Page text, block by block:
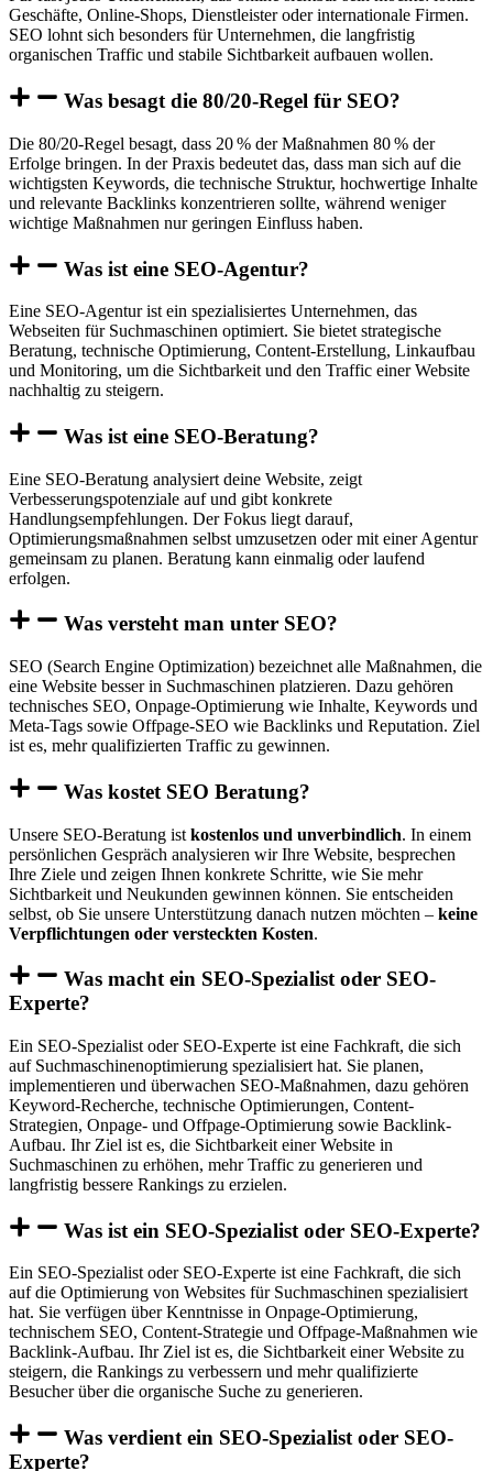
Geschäfte, Online-Shops, Dienstleister oder internationale Firmen.
SEO lohnt sich besonders für Unternehmen, die langfristig
organischen Traffic und stabile Sichtbarkeit aufbauen wollen.
Was besagt die 80/20-Regel für SEO?
Die 80/20-Regel besagt, dass 20 % der Maßnahmen 80 % der
Erfolge bringen. In der Praxis bedeutet das, dass man sich auf die
wichtigsten Keywords, die technische Struktur, hochwertige Inhalte
und relevante Backlinks konzentrieren sollte, während weniger
wichtige Maßnahmen nur geringen Einfluss haben.
Was ist eine SEO-Agentur?
Eine SEO-Agentur ist ein spezialisiertes Unternehmen, das
Webseiten für Suchmaschinen optimiert. Sie bietet strategische
Beratung, technische Optimierung, Content-Erstellung, Linkaufbau
und Monitoring, um die Sichtbarkeit und den Traffic einer Website
nachhaltig zu steigern.
Was ist eine SEO-Beratung?
Eine SEO-Beratung analysiert deine Website, zeigt
Verbesserungspotenziale auf und gibt konkrete
Handlungsempfehlungen. Der Fokus liegt darauf,
Optimierungsmaßnahmen selbst umzusetzen oder mit einer Agentur
gemeinsam zu planen. Beratung kann einmalig oder laufend
erfolgen.
Was versteht man unter SEO?
SEO (Search Engine Optimization) bezeichnet alle Maßnahmen, die
eine Website besser in Suchmaschinen platzieren. Dazu gehören
technisches SEO, Onpage-Optimierung wie Inhalte, Keywords und
Meta-Tags sowie Offpage-SEO wie Backlinks und Reputation. Ziel
ist es, mehr qualifizierten Traffic zu gewinnen.
Was kostet SEO Beratung?
Unsere SEO-Beratung ist kostenlos und unverbindlich. In einem
persönlichen Gespräch analysieren wir Ihre Website, besprechen
Ihre Ziele und zeigen Ihnen konkrete Schritte, wie Sie mehr
Sichtbarkeit und Neukunden gewinnen können. Sie entscheiden
selbst, ob Sie unsere Unterstützung danach nutzen möchten – keine
Verpflichtungen oder versteckten Kosten.
Was macht ein SEO-Spezialist oder SEO-
Experte?
Ein SEO-Spezialist oder SEO-Experte ist eine Fachkraft, die sich
auf Suchmaschinenoptimierung spezialisiert hat. Sie planen,
implementieren und überwachen SEO-Maßnahmen, dazu gehören
Keyword-Recherche, technische Optimierungen, Content-
Strategien, Onpage- und Offpage-Optimierung sowie Backlink-
Aufbau. Ihr Ziel ist es, die Sichtbarkeit einer Website in
Suchmaschinen zu erhöhen, mehr Traffic zu generieren und
langfristig bessere Rankings zu erzielen.
Was ist ein SEO-Spezialist oder SEO-Experte?
Ein SEO-Spezialist oder SEO-Experte ist eine Fachkraft, die sich
auf die Optimierung von Websites für Suchmaschinen spezialisiert
hat. Sie verfügen über Kenntnisse in Onpage-Optimierung,
technischem SEO, Content-Strategie und Offpage-Maßnahmen wie
Backlink-Aufbau. Ihr Ziel ist es, die Sichtbarkeit einer Website zu
steigern, die Rankings zu verbessern und mehr qualifizierte
Besucher über die organische Suche zu generieren.
Was verdient ein SEO-Spezialist oder SEO-
Experte?